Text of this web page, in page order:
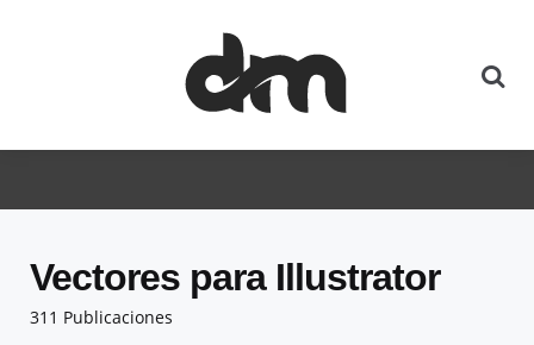
311 Publicaciones
Vectores para Illustrator